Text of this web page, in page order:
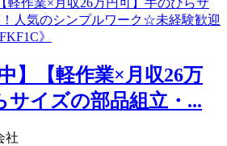
中】【軽作業×月収26万
サイズの部品組立・...
社